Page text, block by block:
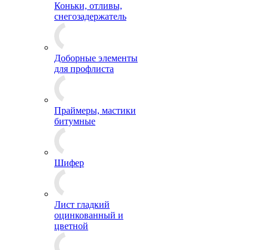
Коньки, отливы,
снегозадержатель
Доборные элементы
для профлиста
Праймеры, мастики
битумные
Шифер
Лист гладкий
оцинкованный и
цветной